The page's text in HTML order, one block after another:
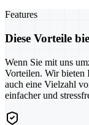
Features
Diese Vorteile
Wenn Sie mit uns
Vorteilen. Wir bieten
auch eine Vielzahl
einfacher und